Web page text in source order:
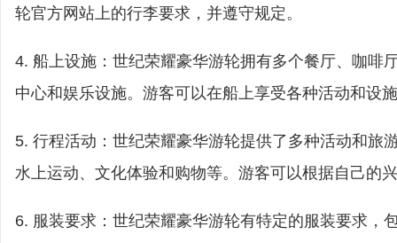
轮官方网站上的行李要求，并遵守规定。
4. 船上设施：世纪荣耀豪华游轮拥有多个餐厅、咖啡
中心和娱乐设施。游客可以在船上享受各种活动和设
5. 行程活动：世纪荣耀豪华游轮提供了多种活动和旅
水上运动、文化体验和购物等。游客可以根据自己的
6. 服装要求：世纪荣耀豪华游轮有特定的服装要求，